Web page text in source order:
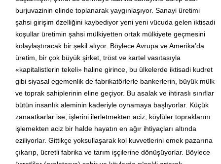
burjuvazinin elinde toplanarak yaygınlaşıyor. Sanayi üre­timi
şahsi girişim özelli­ğini kaybediyor yeni yeni vücuda gelen iktisadi
koşullar üretimin şahsi mülkiyetten ortak mülkiyete geçmesini
kolaylaştıracak bir şe­kil alıyor. Böylece Avrupa ve Amerika’da
üretim, bir çok büyük şir­ket, tröst ve kartel vasıta­sıyla
«kapitalistlerin tekeli» haline girince, bu ülkelerde iktisadi kudret
gibi siyasal egemenlik de fabrikatörlerle bankerlerin, bü­yük mülk
ve toprak sahiplerinin eline geçiyor. Bu asalak ve ihti­raslı sınıflar
bütün insanlık aleminin kaderiyle oyna­maya başlı­yorlar. Küçük
zanaatkarlar ise, işlerini ilerletmekten aciz; köy­lüler topraklarını
işlemekten aciz bir halde hayatın en ağır ihti­yaçları altında
eziliyorlar. Gittikçe yoksullaşarak kol kuvvetleri­ni emek pazarına
çıkarıp, ücretli fabrika ve tarım işçilerine dö­nü­şü­yorlar. Böylece